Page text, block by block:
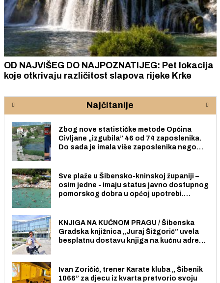
OD NAJVIŠEG DO NAJPOZNATIJEG: Pet lokacija
koje otkrivaju različitost slapova rijeke Krke
Najčitanije
Zbog nove statističke metode Općina
Civljane „izgubila” 46 od 74 zaposlenika.
Do sada je imala više zaposlenika nego
Sve plaže u Šibensko-kninskoj županiji –
osim jedne - imaju status javno dostupnog
pomorskog dobra u općoj upotrebi.
KNJIGA NA KUĆNOM PRAGU / Šibenska
Gradska knjižnica „Juraj Šižgorić” uvela
besplatnu dostavu knjiga na kućnu adresu
Ivan Zoričić, trener Karate kluba „ Šibenik
1066” za djecu iz kvarta pretvorio svoju